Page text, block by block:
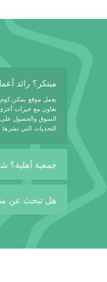
مبتكر؟ رائد
يعمل موقع يمكن.كوم
تعاون مع خبرات
السوق والحصول
التحديات التي
جمعية
هل تبحث عن